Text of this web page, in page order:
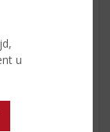
u
Combineer
op
dessert van
blijft 3-4
port is er de